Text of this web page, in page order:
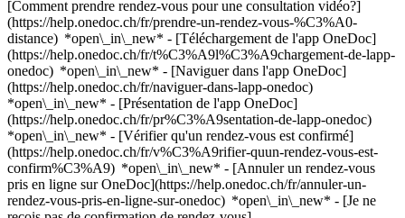
[Comment prendre rendez-vous pour une consultation vidéo?]
(https://help.onedoc.ch/fr/prendre-un-rendez-vous-%C3%A0-
distance) *open\_in\_new* - [Téléchargement de l'app OneDoc]
(https://help.onedoc.ch/fr/t%C3%A9l%C3%A9chargement-de-lapp-
onedoc) *open\_in\_new* - [Naviguer dans l'app OneDoc]
(https://help.onedoc.ch/fr/naviguer-dans-lapp-onedoc)
*open\_in\_new* - [Présentation de l'app OneDoc]
(https://help.onedoc.ch/fr/pr%C3%A9sentation-de-lapp-onedoc)
*open\_in\_new* - [Vérifier qu'un rendez-vous est confirmé](https://help.onedoc.ch/fr/v%C3%A9rifier-quun-rendez-vous-est-confirm%C3%A9) *open\_in\_new* - [Annuler un rendez-vous pris en ligne sur OneDoc](https://help.onedoc.ch/fr/annuler-un-rendez-vous-pris-en-ligne-sur-onedoc) *open\_in\_new* - [Je ne reçois pas de confirmation de rendez-vous](https://help.onedoc.ch/fr/je-ne-re%C3%A7ois-pas-de-confirmation-de-rendez-vous) *open\_in\_new* [Voir tous nos articles *open\_in\_new*](https://help.onedoc.ch/fr/) close ## Modifier votre recherche ![Maison avec un signe plus annonçant qu’une consultation peut être effectuée sur place](https://www.onedoc.ch/assets/images/icons/on-site.svg) Sur place ![Caméra avec un symbole lecture annonçant qu’une consultation peut être effectuée à distance en vidéo](https://www.onedoc.ch/assets/images/icons/remote.svg) À distance Rechercher #### Spécialités #### Praticiens #### Établissements edit Détartrage à Vernier tune Filtrer par Nouveaux patients*keyboard\_arrow\_down* - Acceptés*check\_circle* Langue parlée*keyboard\_arrow\_down* - Albanais*check\_circle* - Allemand*check\_circle* - Anglais*check\_circle* - Arabe*check\_circle* - Bosniaque*check\_circle* - Chinois*check\_circle* - Espagnol*check\_circle* - Français*check\_circle* - Hongrois*check\_circle* - Italien*check\_circle* - Lituanien*check\_circle* - Norvégien*check\_circle* - Persan*check\_circle* - Polonais*check\_circle* - Portugais*check\_circle* - Roumain*check\_circle* - Russe*check\_circle* - Suédois*check\_circle* - Tagalog*check\_circle* - Tchèque*check\_circle* - Turc*check\_circle* - Vietnamien*check\_circle* Sexe*keyboard\_arrow\_down* - Femme*check\_circle* - Homme*check\_circle* Disponibilité*keyboard\_arrow\_down* - Disponible aujourdhui*check\_circle* - Dans les 3 prochains jours*check\_circle* - Dans les 7 prochains jours*check\_circle* - Dans les 14 prochains jours*check\_circle* # __Détartrage__ à __Vernier__: prenez rendez-vous en ligne aujourd'hui ## 6 résultats à Vernier [![Mme Raquel Lopes, hygiéniste dentaire à Vernier](https://assets.onedoc.ch/images/users/ab52c33e996b4d58ea9bc96dee2306b3fbc1bec1640438c3c75f4a4b3d9c18b6-small.png "Mme Raquel Lopes, hygiéniste dentaire à Vernier")](https://www.onedoc.ch/fr/hygieniste-dentaire/vernier/pcr6n/raquel-lopes) ### [Mme Raquel Lopes](https://www.onedoc.ch/fr/hygieniste-dentaire/vernier/pcr6n/raquel-lopes) ![Badge indiquant un profil vérifié](https://www.onedoc.ch/assets/images/icons/checkmark.svg) [Hygiéniste dentaire](https://www.onedoc.ch/fr/hygieniste-dentaire/vernier) [Summit Dental - Cabinet Dentaire du Quartier de l'Étang](https://www.onedoc.ch/fr/cabinet-dentaire/vernier/ebalq/summit-dental-cabinet-dentaire-du-quartier-de-l-etang) Avenue de l'Etang 71 1219 Vernier ![Icône patient avec un signe plus annonçant que le professionnel accepte de nouveaux patients](https://www.onedoc.ch/assets/images/icons/new-patients.svg)Accepte les nouveaux patients [Réserver un RDV](https://www.onedoc.ch/fr/hygieniste-dentaire/vernier/pcr6n/raquel-lopes) Expertises: Détartrage, [Blanchiment dentaire](https://www.onedoc.ch/fr/blanchiment-dentaire/vernier), [Hygiène dentaire pédiatrique](https://www.onedoc.ch/fr/hygiene-dentaire-pediatrique/vernier), [Bijou dentaire](https://www.onedoc.ch/fr/bijou-dentaire/vernier)Voir plus *chevron\_left* lun. 03 août *chevron\_right* Voir plus de rendez-vous *error\_outline* Une erreur s'est produite lors du chargement des disponibilités [Réessayer](https://www.onedoc.ch) Expertises: Détartrage, [Blanchiment dentaire](https://www.onedoc.ch/fr/blanchiment-dentaire/vernier), [Hygiène dentaire pédiatrique](https://www.onedoc.ch/fr/hygiene-dentaire-pediatrique/vernier), [Bijou dentaire](https://www.onedoc.ch/fr/bijou-dentaire/vernier)Voir plus [![Dr. Debra Yebio, médecin-dentiste à Vernier](https://assets.onedoc.ch/images/users/26636db27a2b8317063da988c0ba34e9896554a461e9812ae3aff8bb066e4a7a-small.jpg "Dr. Debra Yebio, médecin-dentiste à Vernier")](https://www.onedoc.ch/fr/medecin-dentiste/vernier/pcvab/dr-debra-yebio) ### [Dr. Debra Yebio](https://www.onedoc.ch/fr/medecin-dentiste/vernier/pcvab/dr-debra-yebio) [Médecin-dentiste](https://www.onedoc.ch/fr/medecin-dentiste/vernier) [Summit Dental - Cabinet Dentaire du Quartier de l'Étang](https://www.onedoc.ch/fr/cabinet-dentaire/vernier/ebalq/summit-dental-cabinet-dentaire-du-quartier-de-l-etang) Avenue de l'Etang 71 1219 Vernier ![Icône patient avec un signe plus annonçant que le professionnel accepte de nouveaux patients](https://www.onedoc.ch/assets/images/icons/new-patients.svg)Accepte les nouveaux patients [Réserver un RDV](https://www.onedoc.ch/fr/medecin-dentiste/vernier/pcvab/dr-debra-yebio) Expertises: Détartrage, [Urgence dentaire](https://www.onedoc.ch/fr/urgence-dentaire/vernier), [Carie](https://www.onedoc.ch/fr/carie/vernier), [Extraction dentaire | Dents de sagesse](https://www.onedoc.ch/fr/extraction-dentaire-dents-de-sagesse/vernier), [Infection dentaire | Rage de dents](https://www.onedoc.ch/fr/infection-dentaire-rage-de-dents/vernier), [Facette dentaire céramique | Veneer](https://www.onedoc.ch/fr/facette-dentaire-ceramique-veneer/vernier), [Implant dentaire](https://www.onedoc.ch/fr/implant-dentaire/vernier), [Pédodontie | Dentiste pédiatrique](https://www.onedoc.ch/fr/pedodontie-dentiste-pediatrique/vernier)Voir plus *chevron\_left* lun. 03 août *chevron\_right* Voir plus de rendez-vous *error\_outline* Une erreur s'est produite lors du chargement des disponibilités [Réessayer](https://www.onedoc.ch) Expertises: Détartrage, [Urgence dentaire](https://www.onedoc.ch/fr/urgence-dentaire/vernier), [Carie](https://www.onedoc.ch/fr/carie/vernier), [Extraction dentaire | Dents de sagesse](https://www.onedoc.ch/fr/extraction-dentaire-dents-de-sagesse/vernier), [Infection dentaire | Rage de dents](https://www.onedoc.ch/fr/infection-dentaire-rage-de-dents/vernier), [Facette dentaire céramique | Veneer](https://www.onedoc.ch/fr/facette-dentaire-ceramique-veneer/vernier), [Implant dentaire](https://www.onedoc.ch/fr/implant-dentaire/vernier), [Pédodontie | Dentiste pédiatrique](https://www.onedoc.ch/fr/pedodontie-dentiste-pediatrique/vernier)Voir plus [![Dr. Meyrem Sert, médecin-dentiste à Vernier](https://assets.onedoc.ch/images/users/5b8f13630a5da414bb2f00bb6f5e37b1194a4c08a88c892c1099042cb73363b8-small.jpg "Dr. Meyrem Sert, médecin-dentiste à Vernier")](https://www.onedoc.ch/fr/medecin-dentiste/vernier/pcy0o/dr-meyrem-sert) ### [Dr. Meyrem Sert](https://www.onedoc.ch/fr/medecin-dentiste/vernier/pcy0o/dr-meyrem-sert) ![Badge indiquant un profil vérifié](https://www.onedoc.ch/assets/images/icons/checkmark.svg) [Médecin-dentiste](https://www.onedoc.ch/fr/medecin-dentiste/vernier) [Clinique Dentaire Colorire](https://www.onedoc.ch/fr/cabinet-dentaire/vernier/ebdl7/clinique-dentaire-colorire) Route de Vernier 113 1219 Vernier ![Icône patient avec un signe plus annonçant que le professionnel accepte de nouveaux patients](https://www.onedoc.ch/assets/images/icons/new-patients.svg)Accepte les nouveaux patients [Réserver un RDV](https://www.onedoc.ch/fr/medecin-dentiste/vernier/pcy0o/dr-meyrem-sert) Expertises: Détartrage, [Pédodontie | Dentiste pédiatrique](https://www.onedoc.ch/fr/pedodontie-dentiste-pediatrique/vernier), [Carie](https://www.onedoc.ch/fr/carie/vernier), [Prophylaxie](https://www.onedoc.ch/fr/prophylaxie/vernier), [Abcès dentaire](https://www.onedoc.ch/fr/abces-dentaire/vernier), [Infection dentaire | Rage de dents](https://www.onedoc.ch/fr/infection-dentaire-rage-de-dents/vernier), [Radiographie](https://www.onedoc.ch/fr/radiographie/vernier), [Urgence dentaire](https://www.onedoc.ch/fr/urgence-dentaire/vernier)Voir plus *chevron\_left* lun. 03 août *chevron\_right* Voir plus de rendez-vous *error\_outline* Une erreur s'est produite lors du chargement des disponibilités [Réessayer](https://www.onedoc.ch) Expertises: Détartrage, [Pédodontie | Dentiste pédiatrique](https://www.onedoc.ch/fr/pedodontie-dentiste-pediatrique/vernier), [Carie](https://www.onedoc.ch/fr/carie/vernier), [Prophylaxie](https://www.onedoc.ch/fr/prophylaxie/vernier), [Abcès dentaire](https://www.onedoc.ch/fr/abces-dentaire/vernier), [Infection dentaire | Rage de dents](https://www.onedoc.ch/fr/infection-dentaire-rage-de-dents/vernier), [Radiographie](https://www.onedoc.ch/fr/radiographie/vernier), [Urgence dentaire](https://www.onedoc.ch/fr/urgence-dentaire/vernier)Voir plus [![Dr. David Cornish, médecin-dentiste à Vernier](https://assets.onedoc.ch/images/users/78d19bc1f36d955eb4dc7b2ed055a25ceb94430b037798b94aabfa6ab7ef98bc-small.png "Dr. David Cornish, médecin-dentiste à Vernier")](https://www.onedoc.ch/fr/medecin-dentiste/vernier/pcr6m/dr-david-cornish) ### [Dr. David Cornish](https://www.onedoc.ch/fr/medecin-dentiste/vernier/pcr6m/dr-david-cornish) ![Badge indiquant un profil vérifié](https://www.onedoc.ch/assets/images/icons/checkmark.svg) [Médecin-dentiste](https://www.onedoc.ch/fr/medecin-dentiste/vernier) [Summit Dental - Cabinet Dentaire du Quartier de l'Étang](https://www.onedoc.ch/fr/cabinet-dentaire/vernier/ebalq/summit-dental-cabinet-dentaire-du-quartier-de-l-etang) Avenue de l'Etang 71 1219 Vernier ![Icône patient avec un signe plus annonçant que le professionnel accepte de nouveaux patients](https://www.onedoc.ch/assets/images/icons/new-patients.svg)Accepte les nouveaux patients [Réserver un RDV](https://www.onedoc.ch/fr/medecin-dentiste/vernier/pcr6m/dr-david-cornish) Expertises: Détartrage, [Urgence dentaire](https://www.onedoc.ch/fr/urgence-dentaire/vernier), [Carie](https://www.onedoc.ch/fr/carie/vernier), [Extraction dentaire | Dents de sagesse](https://www.onedoc.ch/fr/extraction-dentaire-dents-de-sagesse/vernier), [Infection dentaire | Rage de dents](https://www.onedoc.ch/fr/infection-dentaire-rage-de-dents/vernier), [Facette dentaire céramique | Veneer](https://www.onedoc.ch/fr/facette-denta